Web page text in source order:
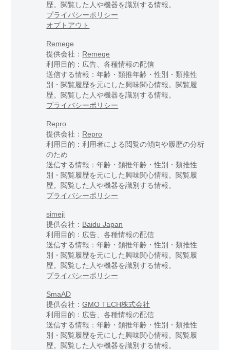
歴。閲覧した人や機器を識別する情報。
プライバシーポリシー
オプトアウト
Remege
提供会社： Remege
利用目的：広告、各種情報の配信
送信する情報：年齢・類推年齢・性別・類推性
別・閲覧履歴を元にした興味関心情報。閲覧履
歴。閲覧した人や機器を識別する情報。
プライバシーポリシー
Repro
提供会社： Repro
利用目的：利用者による閲覧の傾向や履歴の分析
のため
送信する情報：年齢・類推年齢・性別・類推性
別・閲覧履歴を元にした興味関心情報。閲覧履
歴。閲覧した人や機器を識別する情報。
プライバシーポリシー
simeji
提供会社： Baidu Japan
利用目的：広告、各種情報の配信
送信する情報：年齢・類推年齢・性別・類推性
別・閲覧履歴を元にした興味関心情報。閲覧履
歴。閲覧した人や機器を識別する情報。
プライバシーポリシー
SmaAD
提供会社：GMO TECH株式会社
利用目的：広告、各種情報の配信
送信する情報：年齢・類推年齢・性別・類推性
別・閲覧履歴を元にした興味関心情報。閲覧履
歴。閲覧した人や機器を識別する情報。